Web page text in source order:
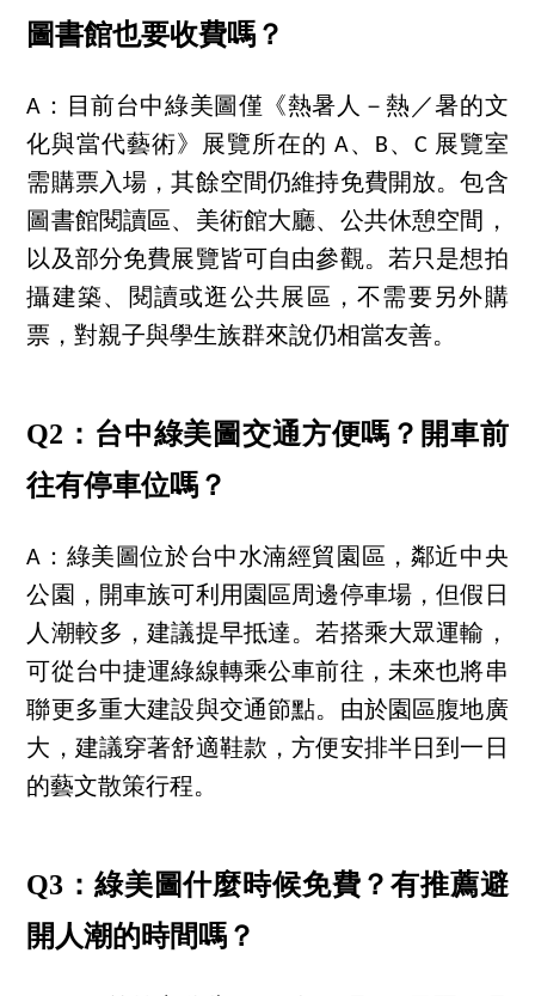
圖書館也要收費嗎？
A：目前台中綠美圖僅《熱暑人－熱／暑的文
化與當代藝術》展覽所在的 A、B、C 展覽室
需購票入場，其餘空間仍維持免費開放。包含
圖書館閱讀區、美術館大廳、公共休憩空間，
以及部分免費展覽皆可自由參觀。若只是想拍
攝建築、閱讀或逛公共展區，不需要另外購
票，對親子與學生族群來說仍相當友善。
Q2：台中綠美圖交通方便嗎？開車前
往有停車位嗎？
A：綠美圖位於台中水湳經貿園區，鄰近中央
公園，開車族可利用園區周邊停車場，但假日
人潮較多，建議提早抵達。若搭乘大眾運輸，
可從台中捷運綠線轉乘公車前往，未來也將串
聯更多重大建設與交通節點。由於園區腹地廣
大，建議穿著舒適鞋款，方便安排半日到一日
的藝文散策行程。
Q3：綠美圖什麼時候免費？有推薦避
開人潮的時間嗎？